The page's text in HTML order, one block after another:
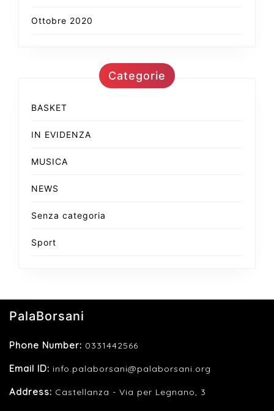
Ottobre 2020
Categorie
BASKET
IN EVIDENZA
MUSICA
NEWS
Senza categoria
Sport
PalaBorsani
Phone Number: 0331442566
Email ID: info.palaborsani@palaborsani.org
Address: Castellanza - Via per Legnano, 3